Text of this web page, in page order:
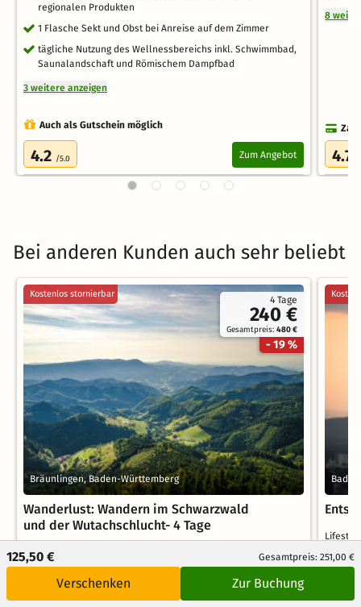
125,50 € Gesamtpreis: 251,00 €
Verschenken Zur Buchung
regionalen Produkten
1 Flasche Sekt und Obst bei Anreise auf dem Zimmer
tägliche Nutzung des Wellnessbereichs inkl. Schwimmbad,
Saunalandschaft und Römischem Dampfbad
3 weitere anzeigen
Auch als Gutschein möglich
4.2 /5.0 Zum Angebot
8
4.7
Bei anderen Kunden auch sehr beliebt
4 Tage
240 €
Gesamtpreis:480 €
- 19 %
Kostenlos stornierbar
Bräunlingen, Baden-Württemberg
Wanderlust: Wandern im Schwarzwald
und der Wutachschlucht- 4 Tage
Hotel-Restaurant Lindenhof
3 Übernachtungen
3 x reichhaltiges Frühstück vom Buffet
Bad
4